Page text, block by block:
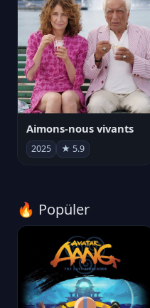
Aimons-nous vivants
2025 ★ 5.9
🔥 Popüler